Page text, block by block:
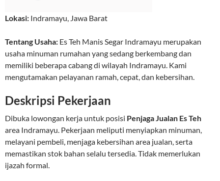
Lokasi: Indramayu, Jawa Barat
Tentang Usaha: Es Teh Manis Segar Indramayu merupakan
usaha minuman rumahan yang sedang berkembang dan
memiliki beberapa cabang di wilayah Indramayu. Kami
mengutamakan pelayanan ramah, cepat, dan kebersihan.
Deskripsi Pekerjaan
Dibuka lowongan kerja untuk posisi Penjaga Jualan Es Teh
area Indramayu. Pekerjaan meliputi menyiapkan minuman,
melayani pembeli, menjaga kebersihan area jualan, serta
memastikan stok bahan selalu tersedia. Tidak memerlukan
ijazah formal.